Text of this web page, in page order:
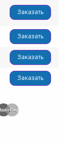
Заказать
Заказать
Заказать
Заказать